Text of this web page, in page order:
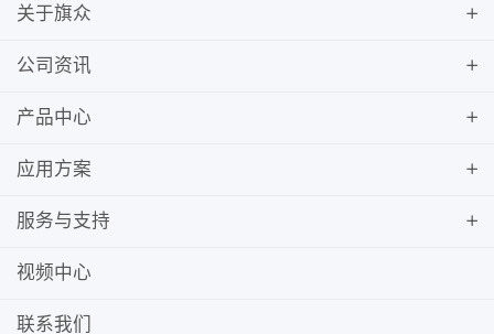
关于旗众
公司资讯
产品中心
应用方案
服务与支持
视频中心
联系我们